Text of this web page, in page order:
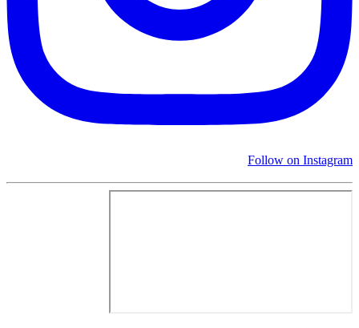
Follow on Instagram